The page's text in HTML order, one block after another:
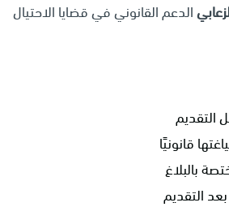
الدعم القانوني في قضايا الاحتيال
التقديم
قانونيًا
بالبلاغ
التقديم